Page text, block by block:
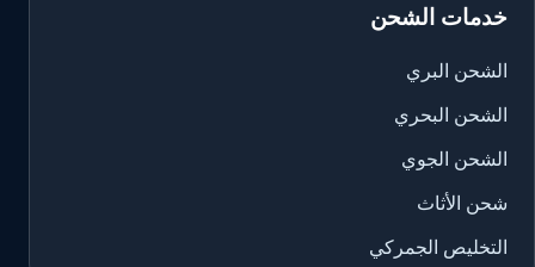
خدمات الشحن
الشحن البري
الشحن البحري
الشحن الجوي
شحن الأثاث
التخليص الجمركي